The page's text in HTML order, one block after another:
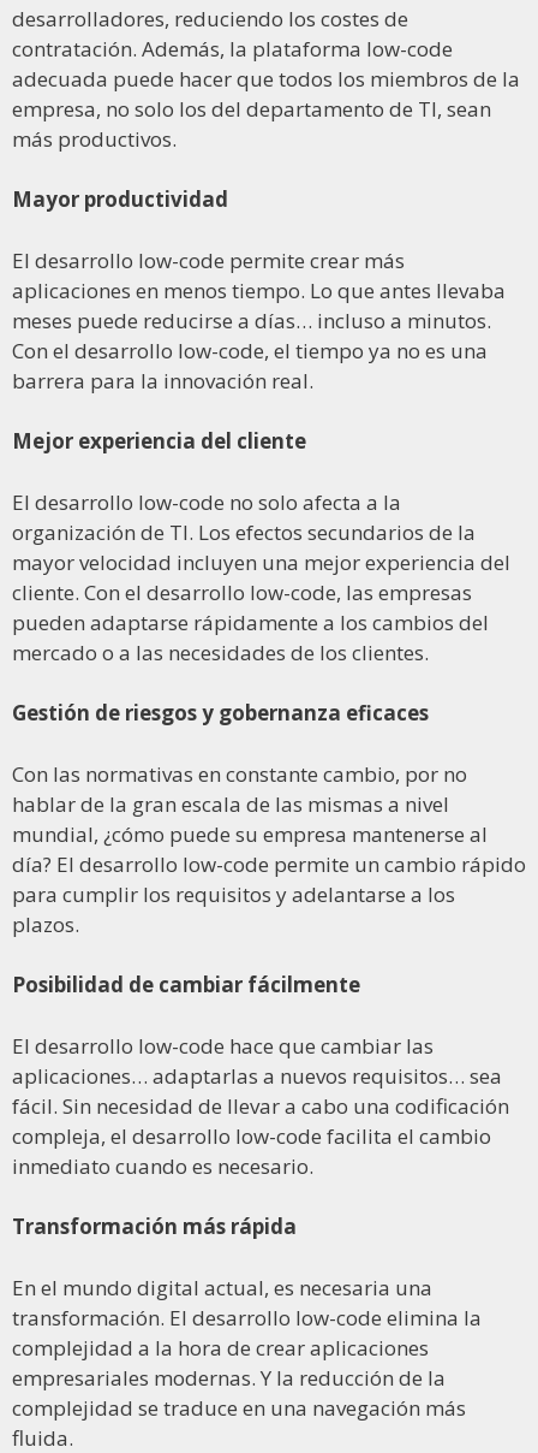
desarrolladores, reduciendo los costes de
contratación. Además, la plataforma low-code
adecuada puede hacer que todos los miembros de la
empresa, no solo los del departamento de TI, sean
más productivos.
Mayor productividad
El desarrollo low-code permite crear más
aplicaciones en menos tiempo. Lo que antes llevaba
meses puede reducirse a días… incluso a minutos.
Con el desarrollo low-code, el tiempo ya no es una
barrera para la innovación real.
Mejor experiencia del cliente
El desarrollo low-code no solo afecta a la
organización de TI. Los efectos secundarios de la
mayor velocidad incluyen una mejor experiencia del
cliente. Con el desarrollo low-code, las empresas
pueden adaptarse rápidamente a los cambios del
mercado o a las necesidades de los clientes.
Gestión de riesgos y gobernanza eficaces
Con las normativas en constante cambio, por no
hablar de la gran escala de las mismas a nivel
mundial, ¿cómo puede su empresa mantenerse al
día? El desarrollo low-code permite un cambio rápido
para cumplir los requisitos y adelantarse a los
plazos.
Posibilidad de cambiar fácilmente
El desarrollo low-code hace que cambiar las
aplicaciones… adaptarlas a nuevos requisitos… sea
fácil. Sin necesidad de llevar a cabo una codificación
compleja, el desarrollo low-code facilita el cambio
inmediato cuando es necesario.
Transformación más rápida
En el mundo digital actual, es necesaria una
transformación. El desarrollo low-code elimina la
complejidad a la hora de crear aplicaciones
empresariales modernas. Y la reducción de la
complejidad se traduce en una navegación más
fluida.